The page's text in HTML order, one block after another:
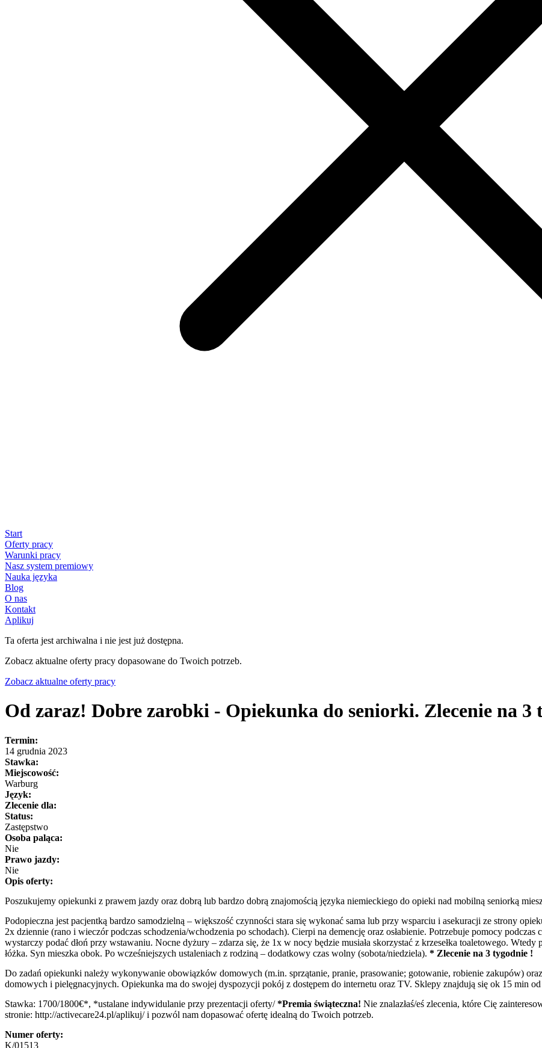
Start
Oferty pracy
Warunki pracy
Nasz system premiowy
Nauka języka
Blog
O nas
Kontakt
Aplikuj
Ta oferta jest archiwalna i nie jest już dostępna.
Zobacz aktualne oferty pracy dopasowane do Twoich potrzeb.
Zobacz aktualne oferty pracy
Od zaraz! Dobre zarobki - Opiekunka do seniorki. Zlecenie na 3
Termin:
14 grudnia 2023
Stawka:
Miejscowość:
Warburg
Język:
Zlecenie dla:
Status:
Zastępstwo
Osoba paląca:
Nie
Prawo jazdy:
Nie
Opis oferty:
Poszukujemy opiekunki z prawem jazdy oraz dobrą lub bardzo dobrą znajomością języka niemieckiego do opieki nad mobilną seniorką
Podopieczna jest pacjentką bardzo samodzielną – większość czynności stara się wykonać sama lub przy wsparciu i asekuracji ze strony
2x dziennie (rano i wieczór podczas schodzenia/wchodzenia po schodach). Cierpi na demencję oraz osłabienie. Potrzebuje pomocy
wystarczy podać dłoń przy wstawaniu. Nocne dyżury – zdarza się, że 1x w nocy będzie musiała skorzystać z krzesełka toaletowego.
łóżka. Syn mieszka obok. Po wcześniejszych ustaleniach z rodziną – dodatkowy czas wolny (sobota/niedziela). * Zlecenie na 3 tygodnie !
Do zadań opiekunki należy wykonywanie obowiązków domowych (m.in. sprzątanie, pranie, prasowanie; gotowanie, robienie zakupów)
domowych i pielęgnacyjnych. Opiekunka ma do swojej dyspozycji pokój z dostępem do internetu oraz TV. Sklepy znajdują się ok 15 min
Stawka: 1700/1800€*, *ustalane indywidulanie przy prezentacji oferty/*Premia świąteczna! Nie znalazłaś/eś zlecenia, które Cię
stronie: http://activecare24.pl/aplikuj/ i pozwól nam dopasować ofertę idealną do Twoich potrzeb.
Numer oferty:
K/01513